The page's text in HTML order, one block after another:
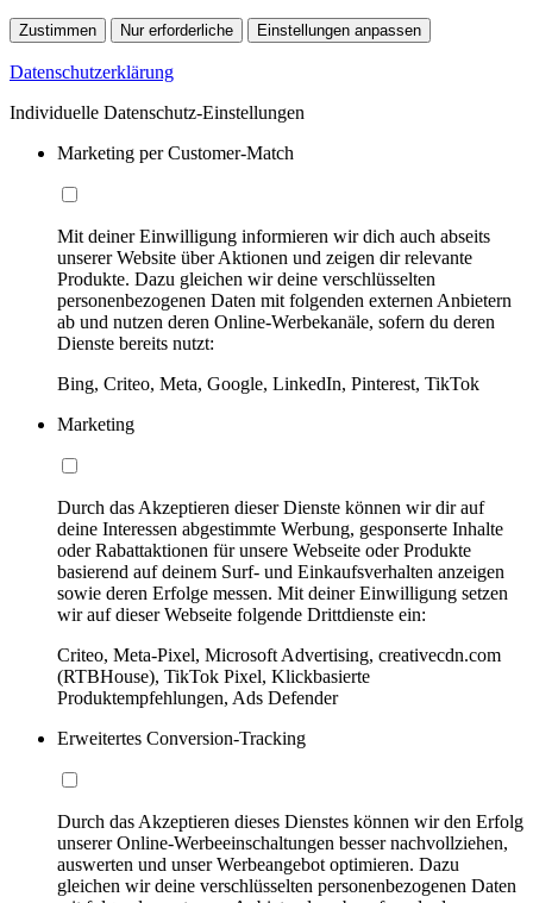
Zustimmen Nur erforderliche Einstellungen anpassen
Datenschutzerklärung
Individuelle Datenschutz-Einstellungen
Marketing per Customer-Match
Mit deiner Einwilligung informieren wir dich auch abseits
unserer Website über Aktionen und zeigen dir relevante
Produkte. Dazu gleichen wir deine verschlüsselten
personenbezogenen Daten mit folgenden externen Anbietern
ab und nutzen deren Online-Werbekanäle, sofern du deren
Dienste bereits nutzt:
Bing, Criteo, Meta, Google, LinkedIn, Pinterest, TikTok
Marketing
Durch das Akzeptieren dieser Dienste können wir dir auf
deine Interessen abgestimmte Werbung, gesponserte Inhalte
oder Rabattaktionen für unsere Webseite oder Produkte
basierend auf deinem Surf- und Einkaufsverhalten anzeigen
sowie deren Erfolge messen. Mit deiner Einwilligung setzen
wir auf dieser Webseite folgende Drittdienste ein:
Criteo, Meta-Pixel, Microsoft Advertising, creativecdn.com
(RTBHouse), TikTok Pixel, Klickbasierte
Produktempfehlungen, Ads Defender
Erweitertes Conversion-Tracking
Durch das Akzeptieren dieses Dienstes können wir den Erfolg
unserer Online-Werbeeinschaltungen besser nachvollziehen,
auswerten und unser Werbeangebot optimieren. Dazu
gleichen wir deine verschlüsselten personenbezogenen Daten